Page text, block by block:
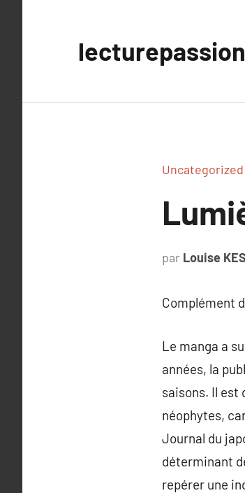
Uncategorized
par Louise
Complément
Le manga a
années, la
saisons. Il est
néophytes,
Journal du
déterminant
repérer une